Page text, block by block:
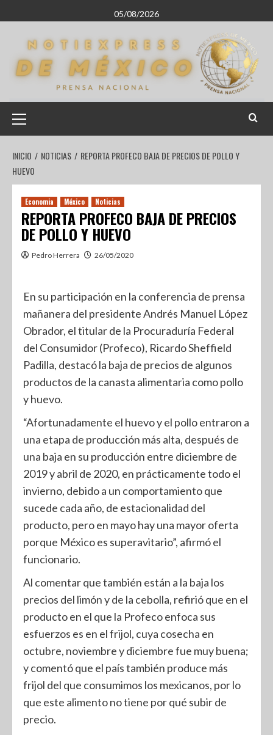
05/08/2026
INICIO NOTICIAS
REPORTA PROFECO BAJA DE PRECIOS DE POLLO Y
HUEVO
Economia México Noticias
REPORTA PROFECO BAJA DE PRECIOS
DE POLLO Y HUEVO
Pedro Herrera 26/05/2020
En su participación en la conferencia de prensa
mañanera del presidente Andrés Manuel López
Obrador, el titular de la Procuraduría Federal
del Consumidor (Profeco), Ricardo Sheffield
Padilla, destacó la baja de precios de algunos
productos de la canasta alimentaria como pollo
y huevo.
“Afortunadamente el huevo y el pollo entraron a
una etapa de producción más alta, después de
una baja en su producción entre diciembre de
2019 y abril de 2020, en prácticamente todo el
invierno, debido a un comportamiento que
sucede cada año, de estacionalidad del
producto, pero en mayo hay una mayor oferta
porque México es superavitario”, afirmó el
funcionario.
Al comentar que también están a la baja los
precios del limón y de la cebolla, refirió que en el
producto en el que la Profeco enfoca sus
esfuerzos es en el frijol, cuya cosecha en
octubre, noviembre y diciembre fue muy buena;
y comentó que el país también produce más
frijol del que consumimos los mexicanos, por lo
que este alimento no tiene por qué subir de
precio.